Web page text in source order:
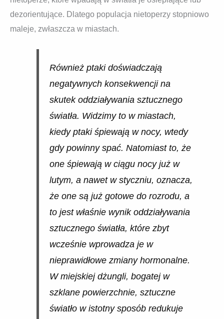
dezorientujące. Dlatego populacja nietoperzy stopniowo
maleje, zwłaszcza w miastach.
Również ptaki doświadczają
negatywnych konsekwencji na
skutek oddziaływania sztucznego
światła. Widzimy to w miastach,
kiedy ptaki śpiewają w nocy, wtedy
gdy powinny spać. Natomiast to, że
one śpiewają w ciągu nocy już w
lutym, a nawet w styczniu, oznacza,
że one są już gotowe do rozrodu, a
to jest właśnie wynik oddziaływania
sztucznego światła, które zbyt
wcześnie wprowadza je w
nieprawidłowe zmiany hormonalne.
W miejskiej dżungli, bogatej w
szklane powierzchnie, sztuczne
światło w istotny sposób redukuje